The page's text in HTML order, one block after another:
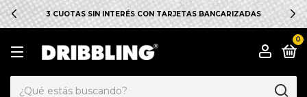
3 CUOTAS SIN INTERÉS CON TARJETAS BANCARIZADAS
0